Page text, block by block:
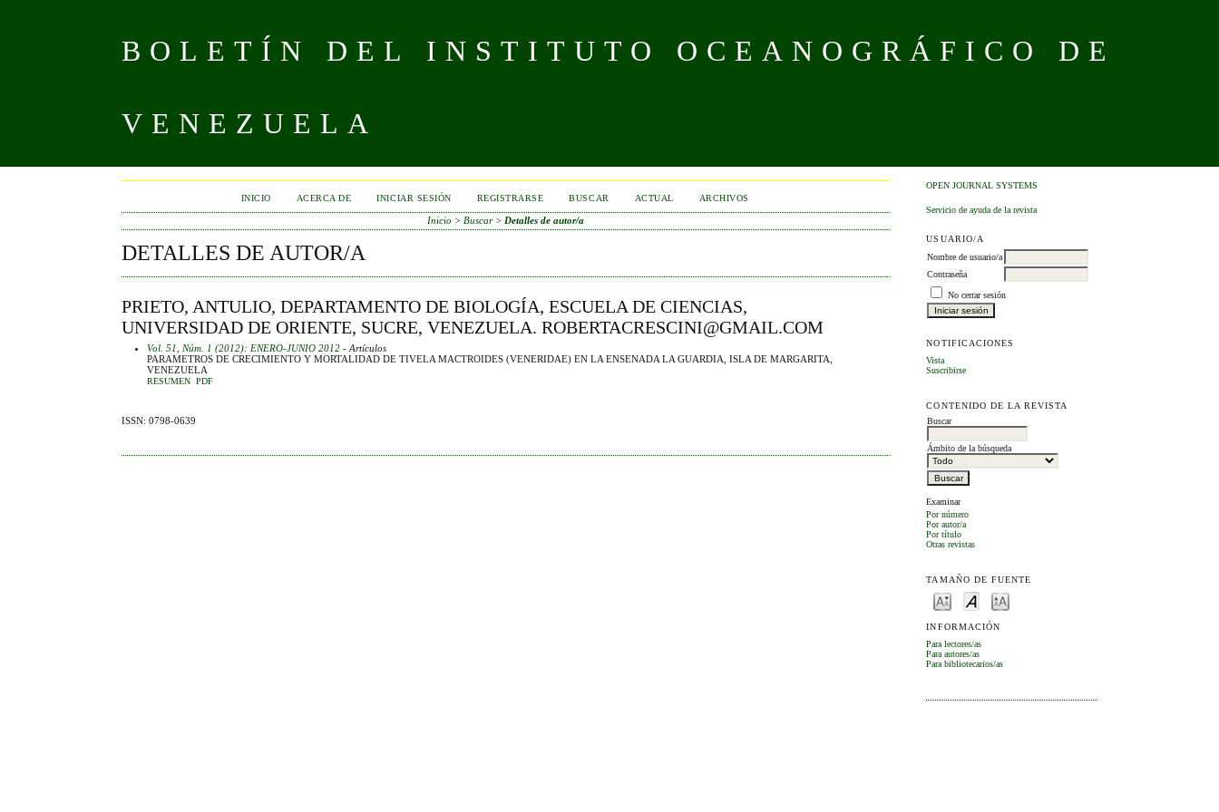
BOLETÍN DEL INSTITUTO OCEANOGRÁFICO DE
VENEZUELA
OPEN JOURNAL SYSTEMS
Servicio de ayuda de la revista
USUARIO/A
Nombre de usuario/a
Contraseña
No cerrar sesión
NOTIFICACIONES
Vista
Suscribirse
CONTENIDO DE LA REVISTA
Buscar
Ámbito de la búsqueda
Examinar
Por número
Por autor/a
Por título
Otras revistas
TAMAÑO DE FUENTE
INFORMACIÓN
Para lectores/as
Para autores/as
Para bibliotecarios/as
INICIO ACERCA DE INICIAR SESIÓN REGISTRARSE BUSCAR ACTUAL ARCHIVOS
Inicio > Buscar> Detalles de autor/a
DETALLES DE AUTOR/A
PRIETO, ANTULIO, DEPARTAMENTO DE BIOLOGÍA, ESCUELA DE CIENCIAS,
UNIVERSIDAD DE ORIENTE, SUCRE, VENEZUELA. ROBERTACRESCINI@GMAIL.COM
Vol. 51, Núm. 1 (2012): ENERO-JUNIO 2012 - Artículos
PARAMETROS DE CRECIMIENTO Y MORTALIDAD DE TIVELA MACTROIDES (VENERIDAE) EN LA ENSENADA LA GUARDIA, ISLA DE MARGARITA,
VENEZUELA
RESUMEN PDF
ISSN: 0798-0639